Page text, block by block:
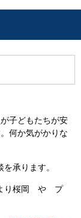
子どもたちが安
何か気がかりな
承ります。
より桜岡 や プ